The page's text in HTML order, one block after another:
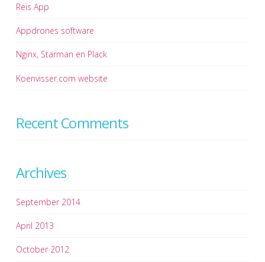
Reis App
Appdrones software
Nginx, Starman en Plack
Koenvisser.com website
Recent Comments
Archives
September 2014
April 2013
October 2012